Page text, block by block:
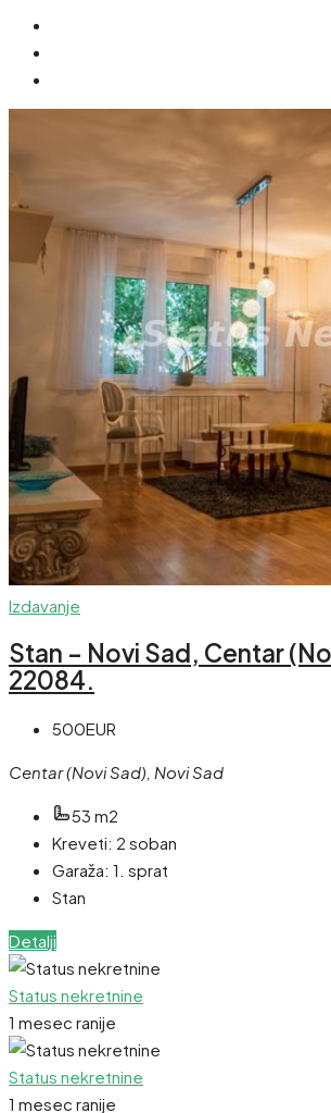
Izdavanje
Stan – Novi Sad, Centar
22084.
500EUR
Centar (Novi Sad), Novi Sad
53 m2
Kreveti: 2 soban
Garaža: 1. sprat
Stan
Detalji
Status nekretnine
1 mesec ranije
Status nekretnine
1 mesec ranije